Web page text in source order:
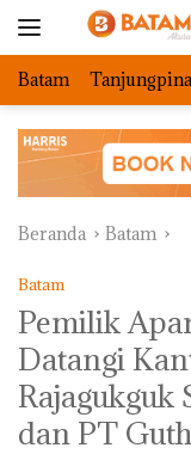
Batam
Beranda Batam
Batam
Pemilik
Datangi
Rajagukguk
dan PT